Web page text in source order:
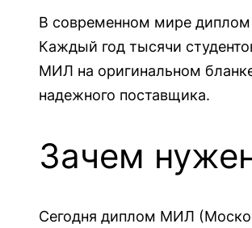
В современном мире диплом
Каждый год тысячи
МИЛ на оригинальном
надежного поставщика.
Зачем
Сегодня диплом МИЛ